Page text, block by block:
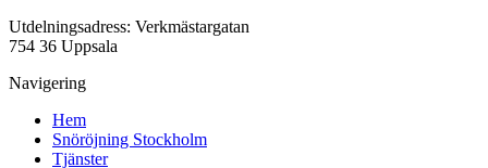
Utdelningsadress: Verkmästargatan
754 36 Uppsala
Navigering
Hem
Snöröjning Stockholm
Tjänster